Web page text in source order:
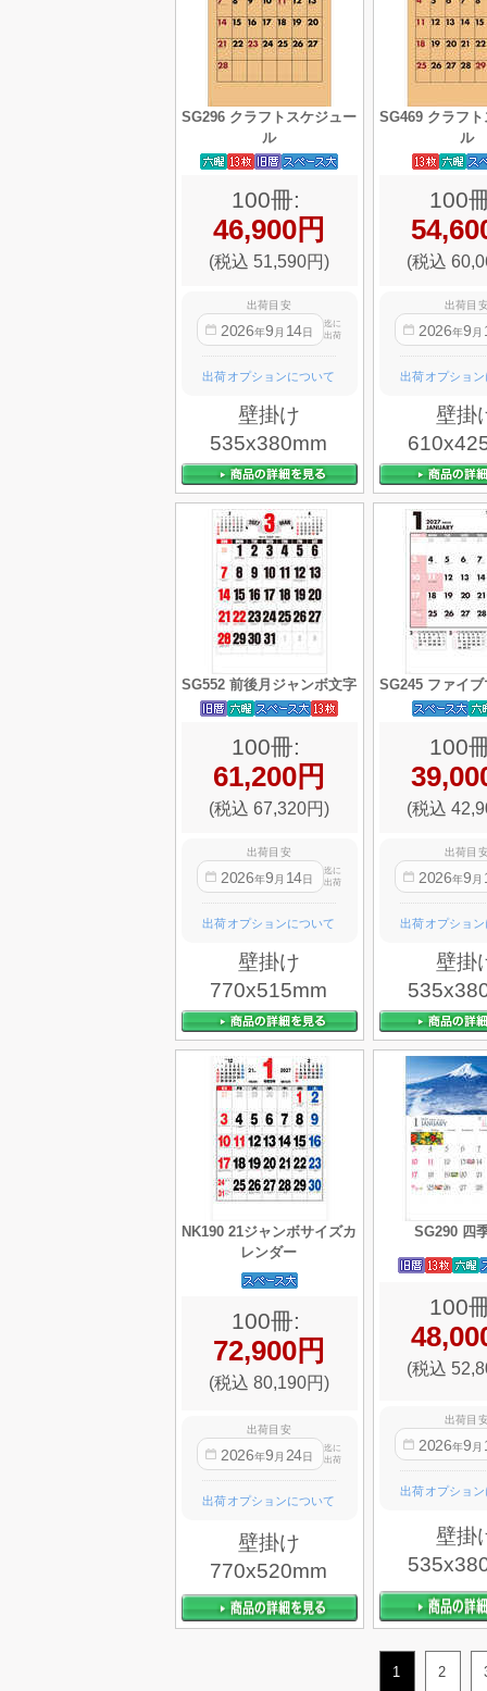
SG296 クラフトスケジュー
ル
100冊:
46,900円
(税込 51,590円)
出荷目安
2026年9 月 14日
迄に
出荷
出荷オプションについて
壁掛け
535x380mm
SG469 クラフ
ル
100
(税込
出荷目
2026年9 月
出荷オプショ
壁掛
SG552 前後月ジャンボ文字
100冊:
61,200円
(税込 67,320円)
出荷目安
2026年9 月 14日
迄に
出荷
出荷オプションについて
壁掛け
770x515mm
SG245 ファイ
100
(税込
出荷目
2026年9 月
出荷オプショ
壁掛
NK190 21ジャンボサイズカ
レンダー
100冊:
72,900円
(税込 80,190円)
出荷目安
2026年9 月 24日
迄に
出荷
出荷オプションについて
壁掛け
770x520mm
SG290 四
100
(税込
出荷目
2026年9 月
出荷オプショ
壁掛
1 2